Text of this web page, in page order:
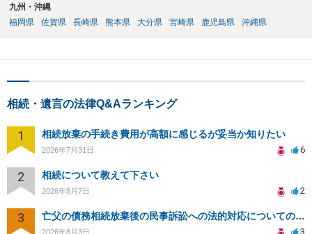
九州・沖縄
福岡県
佐賀県 長崎県 熊本県 大分県 宮崎県 鹿児島県 沖縄県
相続・遺言の法律Q&Aランキング
1 相続放棄の手続き費用が高額に感じるが妥当か知りたい
2026年7月31日 6
2 相続について教えて下さい
2026年8月7日 2
3 亡父の債務相続放棄後の民事訴訟への法的対応についての相談
2026年8月3日 3